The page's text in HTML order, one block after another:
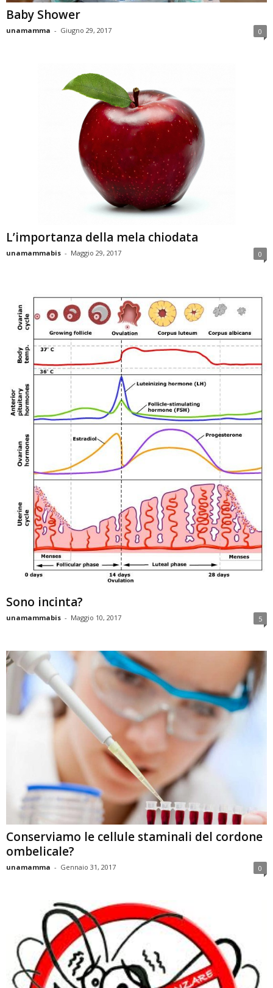
Baby Shower
unamamma - Giugno 29, 2017 0
L’importanza della mela chiodata
unamammabis - Maggio 29, 2017 0
Sono incinta?
unamammabis - Maggio 10, 2017 5
Conserviamo le cellule staminali del cordone
ombelicale?
unamamma - Gennaio 31, 2017 0